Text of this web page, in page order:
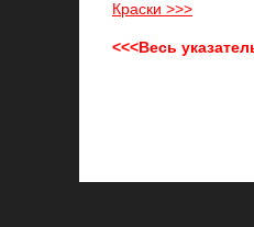
Краски >>>
<<<Весь